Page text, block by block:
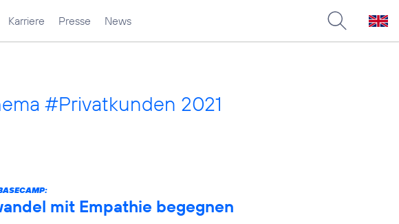
Karriere Presse News
#Privatkunden 2021
mit Empathie begegnen